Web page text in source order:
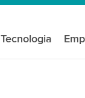
Tecnologia